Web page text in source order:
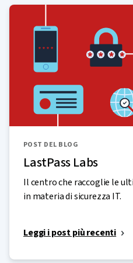
POST DEL BLOG
LastPass Labs
Il centro che raccoglie le
in materia di sicurezza IT.
Leggi i post più recenti